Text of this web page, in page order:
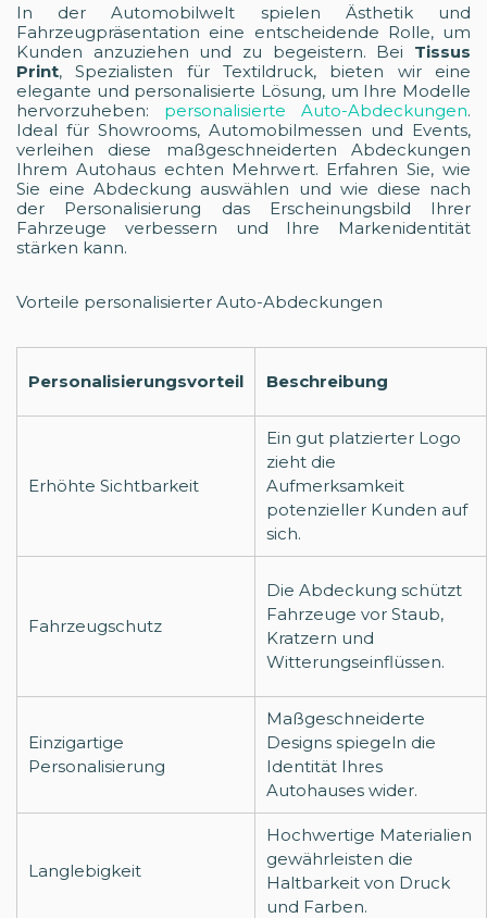
In der Automobilwelt spielen Ästhetik und
Fahrzeugpräsentation eine entscheidende Rolle, um
Kunden anzuziehen und zu begeistern. Bei Tissus
Print, Spezialisten für Textildruck, bieten wir eine
elegante und personalisierte Lösung, um Ihre Modelle
hervorzuheben: personalisierte Auto-Abdeckungen.
Ideal für Showrooms, Automobilmessen und Events,
verleihen diese maßgeschneiderten Abdeckungen
Ihrem Autohaus echten Mehrwert. Erfahren Sie, wie
Sie eine Abdeckung auswählen und wie diese nach
der Personalisierung das Erscheinungsbild Ihrer
Fahrzeuge verbessern und Ihre Markenidentität
stärken kann.
Vorteile personalisierter Auto-Abdeckungen
Personalisierungsvorteil Beschreibung
Erhöhte Sichtbarkeit
Ein gut platzierter Logo
zieht die
Aufmerksamkeit
potenzieller Kunden auf
sich.
Fahrzeugschutz
Die Abdeckung schützt
Fahrzeuge vor Staub,
Kratzern und
Witterungseinflüssen.
Einzigartige
Personalisierung
Maßgeschneiderte
Designs spiegeln die
Identität Ihres
Autohauses wider.
Langlebigkeit
Hochwertige Materialien
gewährleisten die
Haltbarkeit von Druck
und Farben.